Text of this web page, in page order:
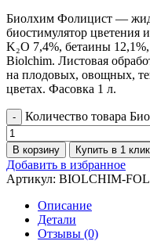
Биолхим Фолицист —
биостимулятор цветения
K₂O 7,4%, бетаины
Biolchim. Листовая
на плодовых, овощных,
цветах. Фасовка 1 л.
Количество товара
В корзину Купить в 1 клик
Добавить в избранное
Артикул: BIOLCHIM-
Описание
Детали
Отзывы (0)